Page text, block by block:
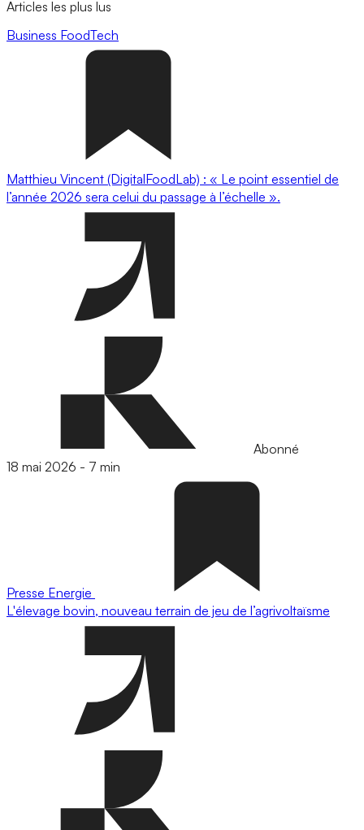
Articles les plus lus
Business FoodTech
Matthieu Vincent (DigitalFoodLab) : « Le point essentiel de
l’année 2026 sera celui du passage à l’échelle ».
Abonné
18 mai 2026 - 7 min
Presse Energie
L'élevage bovin, nouveau terrain de jeu de l’agrivoltaïsme